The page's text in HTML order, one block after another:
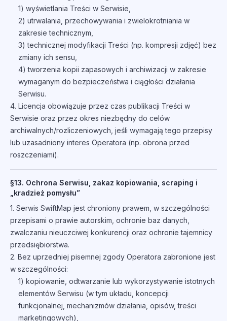
1) wyświetlania Treści w Serwisie,
2) utrwalania, przechowywania i zwielokrotniania w
zakresie technicznym,
3) technicznej modyfikacji Treści (np. kompresji zdjęć) bez
zmiany ich sensu,
4) tworzenia kopii zapasowych i archiwizacji w zakresie
wymaganym do bezpieczeństwa i ciągłości działania
Serwisu.
4. Licencja obowiązuje przez czas publikacji Treści w
Serwisie oraz przez okres niezbędny do celów
archiwalnych/rozliczeniowych, jeśli wymagają tego przepisy
lub uzasadniony interes Operatora (np. obrona przed
roszczeniami).
§13. Ochrona Serwisu, zakaz kopiowania, scraping i
„kradzież pomysłu”
1. Serwis SwiftMap jest chroniony prawem, w szczególności
przepisami o prawie autorskim, ochronie baz danych,
zwalczaniu nieuczciwej konkurencji oraz ochronie tajemnicy
przedsiębiorstwa.
2. Bez uprzedniej pisemnej zgody Operatora zabronione jest
w szczególności:
1) kopiowanie, odtwarzanie lub wykorzystywanie istotnych
elementów Serwisu (w tym układu, koncepcji
funkcjonalnej, mechanizmów działania, opisów, treści
marketingowych),